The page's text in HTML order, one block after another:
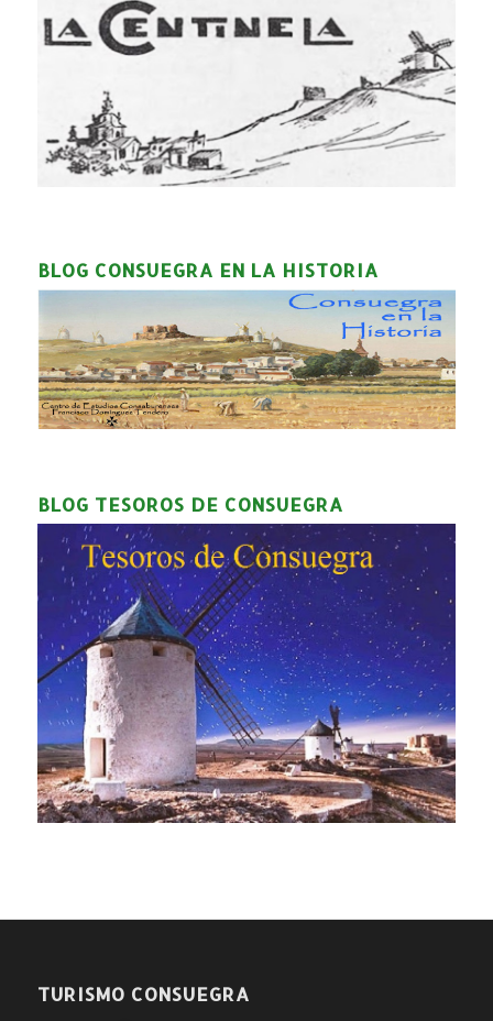
BLOG CONSUEGRA EN LA HISTORIA
BLOG TESOROS DE CONSUEGRA
TURISMO CONSUEGRA